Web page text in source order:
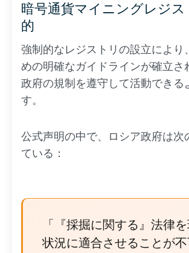
暗号通貨マイニングレジス
的
強制的なレジストリの設立により
めの明確なガイドラインが確立さ
政府の規制を遵守して活動できる
す。
公式声明の中で、ロシア政府は次
ている：
「『採掘に関する』法律
状況に適合させることが